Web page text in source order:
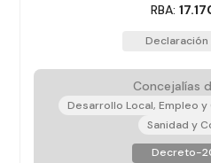
RBA:
Concejalías
Desarrollo Local, Empleo
Sanidad y
Decreto-